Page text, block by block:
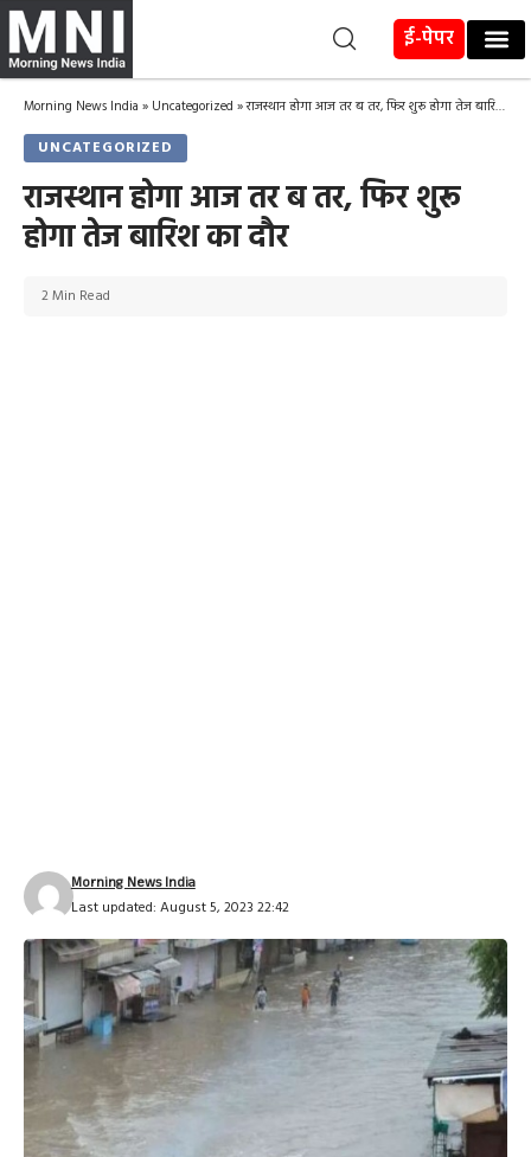
ई-पेपर
Morning News India » Uncategorized »राजस्थान होगा आज तर ब तर, फिर शुरू होगा तेज बारिश का दौर
UNCATEGORIZED
राजस्थान होगा आज तर ब तर, फिर शुरू
होगा तेज बारिश का दौर
Last updated: August 5, 2023 22:42
Morning News India
2 Min Read